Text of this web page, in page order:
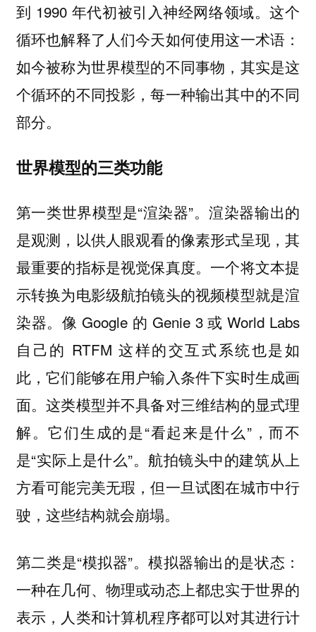
到 1990 年代初被引入神经网络领域。这个
循环也解释了人们今天如何使用这一术语：
如今被称为世界模型的不同事物，其实是这
个循环的不同投影，每一种输出其中的不同
部分。
世界模型的三类功能
第一类世界模型是“渲染器”。渲染器输出的
是观测，以供人眼观看的像素形式呈现，其
最重要的指标是视觉保真度。一个将文本提
示转换为电影级航拍镜头的视频模型就是渲
染器。像 Google 的 Genie 3 或 World Labs
自己的 RTFM 这样的交互式系统也是如
此，它们能够在用户输入条件下实时生成画
面。这类模型并不具备对三维结构的显式理
解。它们生成的是“看起来是什么”，而不
是“实际上是什么”。航拍镜头中的建筑从上
方看可能完美无瑕，但一旦试图在城市中行
驶，这些结构就会崩塌。
第二类是“模拟器”。模拟器输出的是状态：
一种在几何、物理或动态上都忠实于世界的
表示，人类和计算机程序都可以对其进行计